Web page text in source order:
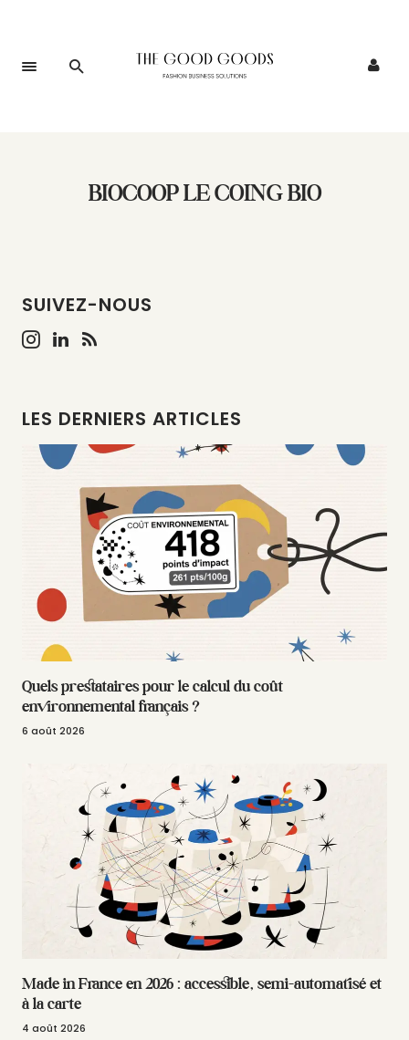
BIOCOOP LE COING BIO
SUIVEZ-NOUS
LES DERNIERS ARTICLES
Quels prestataires pour le calcul du coût
environnemental français ?
6 août 2026
Made in France en 2026 : accessible, semi-automatisé et
à la carte
4 août 2026